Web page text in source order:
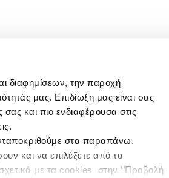
διαφημίσεων, την παροχή
μας. Επιδίωξη μας είναι σας
σας και πιο ενδιαφέρουσα στις
στα παραπάνω.
και να επιλέξετε από τα
με τα cookies στην ‘’Προβολή